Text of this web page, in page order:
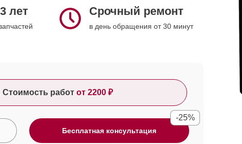
лет Срочный ремонт
в день обращения от 30 минут
Стоимость работ от 2200 ₽
Бесплатная консультация
-25%